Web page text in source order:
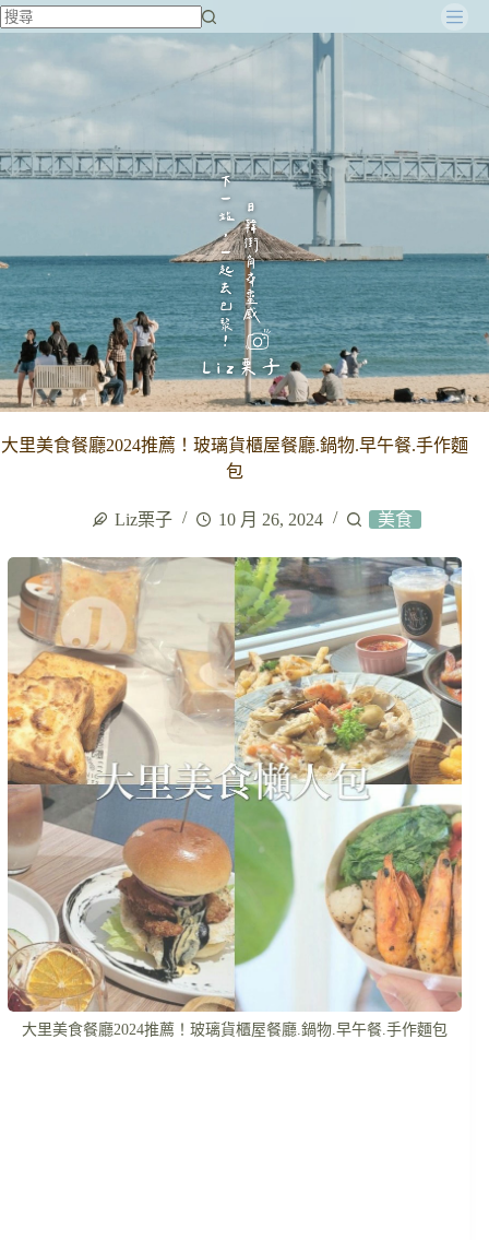
跳
容
大里美食餐廳2024推薦！玻璃貨櫃屋餐廳.鍋物.早午餐.手作麵
包
Liz栗子 10 月 26, 2024 美食
大里美食餐廳2024推薦！玻璃貨櫃屋餐廳.鍋物.早午餐.手作麵包